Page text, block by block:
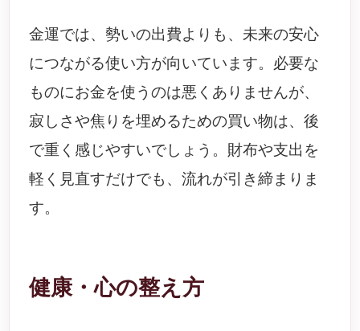
金運では、勢いの出費よりも、未来の安心
につながる使い方が向いています。必要な
ものにお金を使うのは悪くありませんが、
寂しさや焦りを埋めるための買い物は、後
で重く感じやすいでしょう。財布や支出を
軽く見直すだけでも、流れが引き締まりま
す。
健康・心の整え方